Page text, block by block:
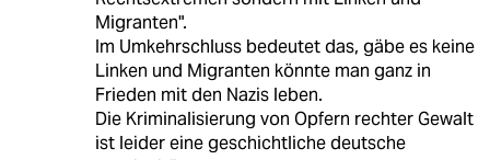
Migranten".
Im Umkehrschluss bedeutet das, gäbe es keine
Linken und Migranten könnte man ganz in
Frieden mit den Nazis leben.
Die Kriminalisierung von Opfern rechter Gewalt
ist leider eine geschichtliche deutsche